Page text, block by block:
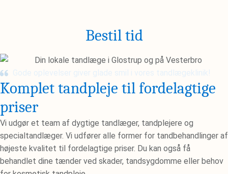
Bestil tid
Gode oplevelser giver glade smil i vores tandlægeklinik!
Komplet tandpleje til fordelagtige
priser
Vi udgør et team af dygtige tandlæger, tandplejere og
specialtandlæger. Vi udfører alle former for tandbehandlinger af
højeste kvalitet til fordelagtige priser. Du kan også få
behandlet dine tænder ved skader, tandsygdomme eller behov